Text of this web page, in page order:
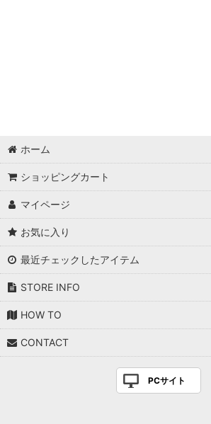
ホーム
ショッピングカート
マイページ
お気に入り
最近チェックしたアイテム
STORE INFO
HOW TO
CONTACT
PCサイト